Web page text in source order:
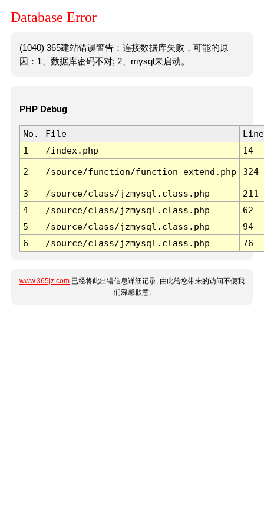
Database Error
(1040) 365建站错误警告：连接数据库失败，可能的原
因：1、数据库密码不对; 2、mysql未启动。
PHP Debug
No. File
Line
1
/index.php 14
2 /source/function/function_extend.php 324
3 /source/class/jzmysql.class.php
211
4
/source/class/jzmysql.class.php
62
5
/source/class/jzmysql.class.php
94
6
/source/class/jzmysql.class.php 76
www.365jz.com 已经将此出错信息详细记录, 由此给您带来的访问不便我
们深感歉意.